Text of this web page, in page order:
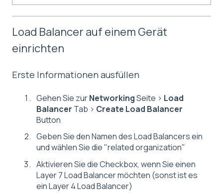
Load Balancer auf einem Gerät
einrichten
Erste Informationen ausfüllen
Gehen Sie zurNetworkingSeite > Load
Balancer Tab > Create Load Balancer
Button
Geben Sie den Namen des Load Balancers ein
und wählen Sie die "related organization"
Aktivieren Sie die Checkbox, wenn Sie einen
Layer 7 Load Balancer möchten (sonst ist es
ein Layer 4 Load Balancer)